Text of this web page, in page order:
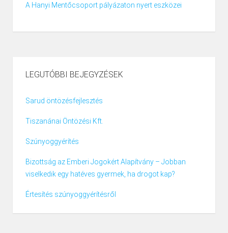
A Hanyi Mentőcsoport pályázaton nyert eszközei
LEGUTÓBBI BEJEGYZÉSEK
Sarud öntözésfejlesztés
Tiszanánai Öntözési Kft.
Szúnyoggyérítés
Bizottság az Emberi Jogokért Alapítvány – Jobban
viselkedik egy hatéves gyermek, ha drogot kap?
Értesítés szúnyoggyérítésről